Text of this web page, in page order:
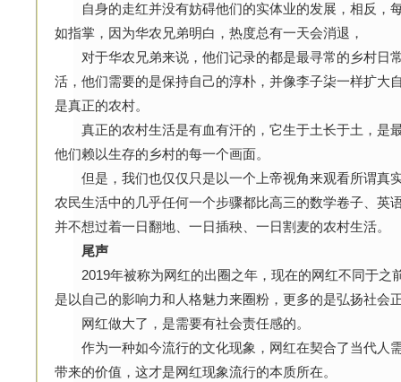
自身的走红并没有妨碍他们的实体业的发展，相反，
如指掌，因为华农兄弟明白，热度总有一天会消退，
对于华农兄弟来说，他们记录的都是最寻常的乡村日
活，他们需要的是保持自己的淳朴，并像李子柒一样扩大
是真正的农村。
真正的农村生活是有血有汗的，它生于土长于土，是
他们赖以生存的乡村的每一个画面。
但是，我们也仅仅只是以一个上帝视角来观看所谓真
农民生活中的几乎任何一个步骤都比高三的数学卷子、英
并不想过着一日翻地、一日插秧、一日割麦的农村生活。
尾声
2019年被称为网红的出圈之年，现在的网红不同于之
是以自己的影响力和人格魅力来圈粉，更多的是弘扬社会
网红做大了，是需要有社会责任感的。
作为一种如今流行的文化现象，网红在契合了当代人
带来的价值，这才是网红现象流行的本质所在。